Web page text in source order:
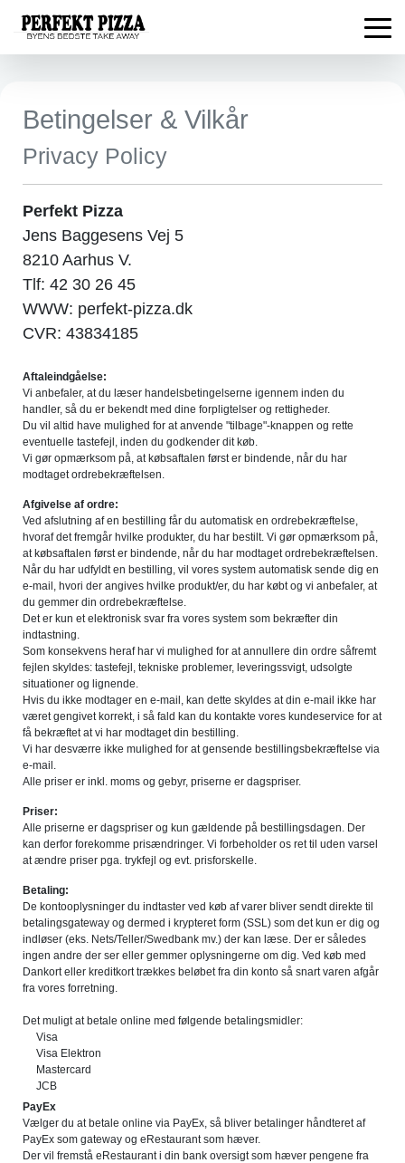
Betingelser & Vilkår
Privacy Policy
Perfekt Pizza
Jens Baggesens Vej 5
8210 Aarhus V.
Tlf: 42 30 26 45
WWW: perfekt-pizza.dk
CVR: 43834185
Aftaleindgåelse:
Vi anbefaler, at du læser handelsbetingelserne igennem inden du
handler, så du er bekendt med dine forpligtelser og rettigheder.
Du vil altid have mulighed for at anvende "tilbage"-knappen og rette
eventuelle tastefejl, inden du godkender dit køb.
Vi gør opmærksom på, at købsaftalen først er bindende, når du har
modtaget ordrebekræftelsen.
Afgivelse af ordre:
Ved afslutning af en bestilling får du automatisk en ordrebekræftelse,
hvoraf det fremgår hvilke produkter, du har bestilt. Vi gør opmærksom på,
at købsaftalen først er bindende, når du har modtaget ordrebekræftelsen.
Når du har udfyldt en bestilling, vil vores system automatisk sende dig en
e-mail, hvori der angives hvilke produkt/er, du har købt og vi anbefaler, at
du gemmer din ordrebekræftelse.
Det er kun et elektronisk svar fra vores system som bekræfter din
indtastning.
Som konsekvens heraf har vi mulighed for at annullere din ordre såfremt
fejlen skyldes: tastefejl, tekniske problemer, leveringssvigt, udsolgte
situationer og lignende.
Hvis du ikke modtager en e-mail, kan dette skyldes at din e-mail ikke har
været gengivet korrekt, i så fald kan du kontakte vores kundeservice for at
få bekræftet at vi har modtaget din bestilling.
Vi har desværre ikke mulighed for at gensende bestillingsbekræftelse via
e-mail.
Alle priser er inkl. moms og gebyr, priserne er dagspriser.
Priser:
Alle priserne er dagspriser og kun gældende på bestillingsdagen. Der
kan derfor forekomme prisændringer. Vi forbeholder os ret til uden varsel
at ændre priser pga. trykfejl og evt. prisforskelle.
Betaling:
De kontooplysninger du indtaster ved køb af varer bliver sendt direkte til
betalingsgateway og dermed i krypteret form (SSL) som det kun er dig og
indløser (eks. Nets/Teller/Swedbank mv.) der kan læse. Der er således
ingen andre der ser eller gemmer oplysningerne om dig. Ved køb med
Dankort eller kreditkort trækkes beløbet fra din konto så snart varen afgår
fra vores forretning.
Det muligt at betale online med følgende betalingsmidler:
Visa
Visa Elektron
Mastercard
JCB
PayEx
Vælger du at betale online via PayEx, så bliver betalinger håndteret af
PayEx som gateway og eRestaurant som hæver.
Der vil fremstå eRestaurant i din bank oversigt som hæver pengene fra